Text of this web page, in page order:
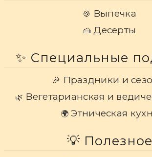
🍪 Выпечка
🍰Десерты
✨ Специальные
🎉 Праздники и
🌿 Вегетарианская и
🌍 Этническая
💡 Полезное